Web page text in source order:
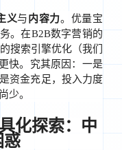
义与内容力。优量宝
。在B2B数字营销的
搜索引擎优化（我们
快。究其原因：一是
资金充足，投入力度
少。
化探索：中
惑